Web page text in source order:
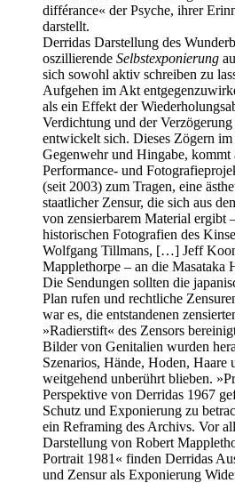
différance« der Psyche, ihrer
darstellt.
Derridas Darstellung des
oszillierende Selbstexponierung
sich sowohl aktiv schreiben zu
Aufgehen im Akt
als ein Effekt der
Verdichtung und der
entwickelt sich. Dieses Zögern
Gegenwehr und Hingabe,
Performance- und
(seit 2003) zum Tragen, eine
staatlicher Zensur, die sich aus
von zensierbarem Material ergibt
historischen Fotografien des
Wolfgang Tillmans, […] Jeff
Mapplethorpe – an die Masataka
Die Sendungen sollten die
Plan rufen und rechtliche
war es, die entstandenen
»Radierstift« des Zensors
Bilder von Genitalien wurden
Szenarios, Hände, Hoden, Haare
weitgehend unberührt blieben.
Perspektive von Derridas 1967
Schutz und Exponierung zu
ein Reframing des Archivs. Vor
Darstellung von Robert
Portrait 1981« finden Derridas
und Zensur als Exponierung